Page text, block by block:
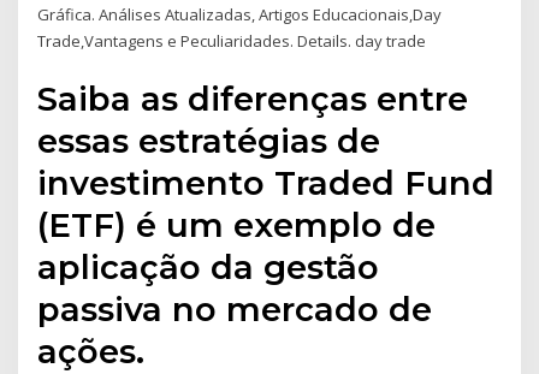
Gráfica. Análises Atualizadas, Artigos Educacionais,Day
Trade,Vantagens e Peculiaridades. Details. day trade
Saiba as diferenças entre
essas estratégias de
investimento Traded Fund
(ETF) é um exemplo de
aplicação da gestão
passiva no mercado de
ações.